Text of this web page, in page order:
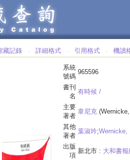
藏記錄 ‧ 詳細格式 ‧ 引用格式 ‧ 機讀
系統
號碼
965596
書刊
名
有時候 /
主要
著者
韋尼克
其他
著者
葉淑吟;Wernicke,
出版
項
新北市 : 大和書